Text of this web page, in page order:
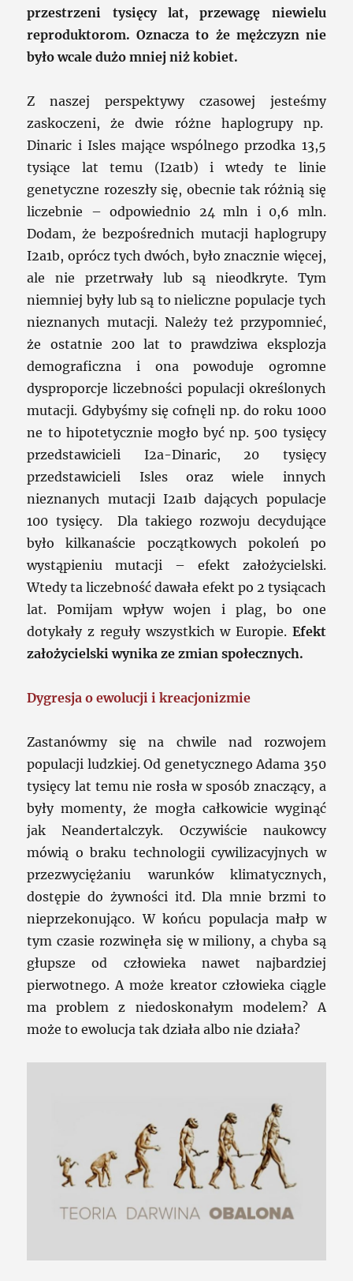
przestrzeni tysięcy lat, przewagę niewielu
reproduktorom. Oznacza to że mężczyzn nie
było wcale dużo mniej niż kobiet.
Z naszej perspektywy czasowej jesteśmy
zaskoczeni, że dwie różne haplogrupy np.
Dinaric i Isles mające wspólnego przodka 13,5
tysiące lat temu (I2a1b) i wtedy te linie
genetyczne rozeszły się, obecnie tak różnią się
liczebnie – odpowiednio 24 mln i 0,6 mln.
Dodam, że bezpośrednich mutacji haplogrupy
I2a1b, oprócz tych dwóch, było znacznie więcej,
ale nie przetrwały lub są nieodkryte. Tym
niemniej były lub są to nieliczne populacje tych
nieznanych mutacji. Należy też przypomnieć,
że ostatnie 200 lat to prawdziwa eksplozja
demograficzna i ona powoduje ogromne
dysproporcje liczebności populacji określonych
mutacji. Gdybyśmy się cofnęli np. do roku 1000
ne to hipotetycznie mogło być np. 500 tysięcy
przedstawicieli I2a-Dinaric, 20 tysięcy
przedstawicieli Isles oraz wiele innych
nieznanych mutacji I2a1b dających populacje
100 tysięcy. Dla takiego rozwoju decydujące
było kilkanaście początkowych pokoleń po
wystąpieniu mutacji – efekt założycielski.
Wtedy ta liczebność dawała efekt po 2 tysiącach
lat. Pomijam wpływ wojen i plag, bo one
dotykały z reguły wszystkich w Europie. Efekt
założycielski wynika ze zmian społecznych.
Dygresja o ewolucji i kreacjonizmie
Zastanówmy się na chwile nad rozwojem
populacji ludzkiej. Od genetycznego Adama 350
tysięcy lat temu nie rosła w sposób znaczący, a
były momenty, że mogła całkowicie wyginąć
jak Neandertalczyk. Oczywiście naukowcy
mówią o braku technologii cywilizacyjnych w
przezwyciężaniu warunków klimatycznych,
dostępie do żywności itd. Dla mnie brzmi to
nieprzekonująco. W końcu populacja małp w
tym czasie rozwinęła się w miliony, a chyba są
głupsze od człowieka nawet najbardziej
pierwotnego. A może kreator człowieka ciągle
ma problem z niedoskonałym modelem? A
może to ewolucja tak działa albo nie działa?